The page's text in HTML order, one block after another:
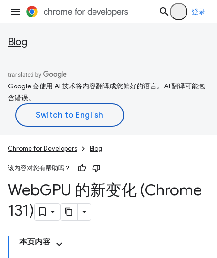
登录
Blog
Google 会使用 AI 技术将内容翻译成您偏好的语言。AI 翻译可能包
含错误。
Chrome for Developers Blog
该内容对您有帮助吗？
WebGPU 的新变化 (Chrome
131)
本页内容